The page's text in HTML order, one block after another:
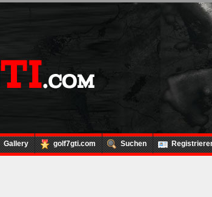
Gallery golf7gti.com Suchen